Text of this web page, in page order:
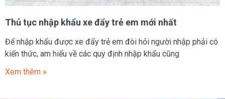
Thủ tục nhập khẩu xe đẩy trẻ em mới nhất
Để nhập khẩu được xe đẩy trẻ em đòi hỏi người nhập phải có
kiến thức, am hiểu về các quy định nhập khẩu cũng
Xem thêm »